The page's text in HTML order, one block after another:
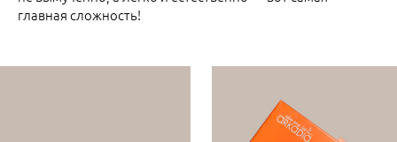
главная сложность!